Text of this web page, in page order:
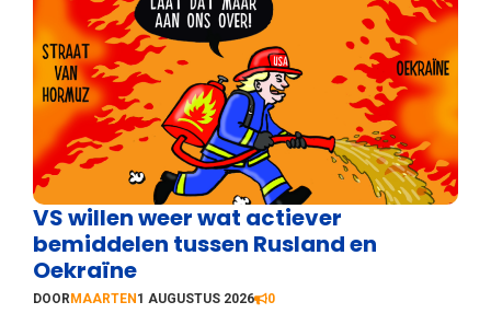
VS willen weer wat actiever
bemiddelen tussen Rusland en
Oekraïne
DOORMAARTEN1 AUGUSTUS 2026 0